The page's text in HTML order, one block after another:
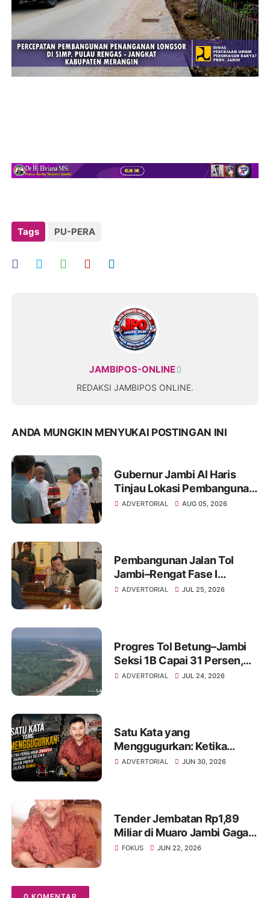
Tags PU-PERA
JAMBIPOS-ONLINE
REDAKSI JAMBIPOS ONLINE.
ANDA MUNGKIN MENYUKAI POSTINGAN INI
Gubernur Jambi Al Haris
Tinjau Lokasi Pembangunan
Sekolah Rakyat dan Lokasi
ADVERTORIAL AUG 05, 2026
Pembangunan Jalan Tol
Jambi–Rengat Fase I
Terkendala Pembebasan
ADVERTORIAL JUL 25, 2026
Progres Tol Betung–Jambi
Seksi 1B Capai 31 Persen,
Pangkas Waktu Tempuh
ADVERTORIAL JUL 24, 2026
Satu Kata yang
Menggugurkan: Ketika
Pengalaman Jembatan
ADVERTORIAL JUN 30, 2026
Tender Jembatan Rp1,89
Miliar di Muaro Jambi Gagal,
Peserta Minta UKPBJ Buka
FOKUS JUN 22, 2026